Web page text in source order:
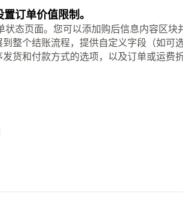
订单价值限制。
态页面。您可以添加购后信息内容区块
整个结账流程，提供自定义字段（如可
货和付款方式的选项，以及订单或运费